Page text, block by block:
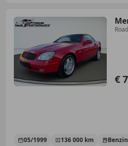
€
05/1999 136 000 km Benzin